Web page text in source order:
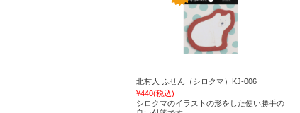
北村人 ふせん（シロクマ）KJ-006
¥440(税込)
シロクマのイラストの形をした使い勝手の